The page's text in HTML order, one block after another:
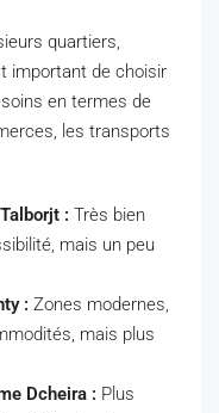
quartiers,
important de choisir
en termes de
les transports
: Très bien
mais un peu
: Zones modernes,
mais plus
Dcheira : Plus